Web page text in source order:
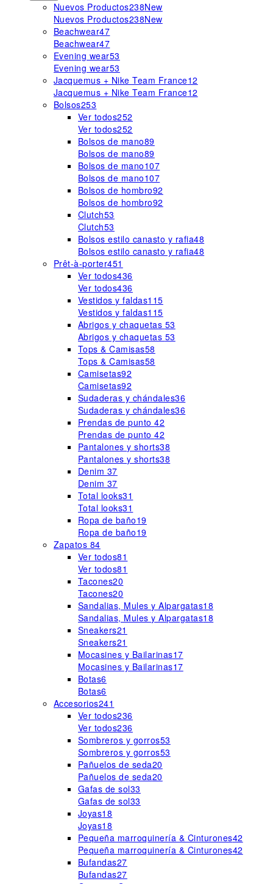
Nuevos Productos238New
Nuevos Productos238New
Beachwear47
Beachwear47
Evening wear53
Evening wear53
Jacquemus + Nike Team France12
Jacquemus + Nike Team France12
Bolsos253
Ver todos252
Ver todos252
Bolsos de mano89
Bolsos de mano89
Bolsos de mano107
Bolsos de mano107
Bolsos de hombro92
Bolsos de hombro92
Clutch53
Clutch53
Bolsos estilo canasto y rafia48
Bolsos estilo canasto y rafia48
Prêt-à-porter451
Ver todos436
Ver todos436
Vestidos y faldas115
Vestidos y faldas115
Abrigos y chaquetas 53
Abrigos y chaquetas 53
Tops & Camisas58
Tops & Camisas58
Camisetas92
Camisetas92
Sudaderas y chándales36
Sudaderas y chándales36
Prendas de punto42
Prendas de punto42
Pantalones y shorts38
Pantalones y shorts38
Denim 37
Denim 37
Total looks31
Total looks31
Ropa de baño19
Ropa de baño19
Zapatos 84
Ver todos81
Ver todos81
Tacones20
Tacones20
Sandalias, Mules y Alpargatas18
Sandalias, Mules y Alpargatas18
Sneakers21
Sneakers21
Mocasines y Bailarinas17
Mocasines y Bailarinas17
Botas6
Botas6
Accesorios241
Ver todos236
Ver todos236
Sombreros y gorros53
Sombreros y gorros53
Pañuelos de seda20
Pañuelos de seda20
Gafas de sol33
Gafas de sol33
Joyas18
Joyas18
Pequeña marroquinería & Cinturones42
Pequeña marroquinería & Cinturones42
Bufandas27
Bufandas27